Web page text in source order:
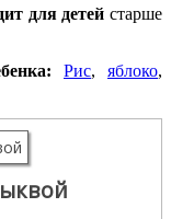
для детей старше
Рис, яблоко,